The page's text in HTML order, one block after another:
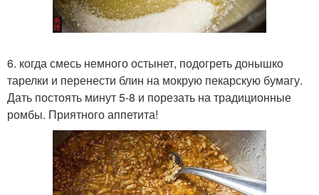
6. когда смесь немного остынет, подогреть донышко
тарелки и перенести блин на мокрую пекарскую бумагу.
Дать постоять минут 5-8 и порезать на традиционные
ромбы. Приятного аппетита!